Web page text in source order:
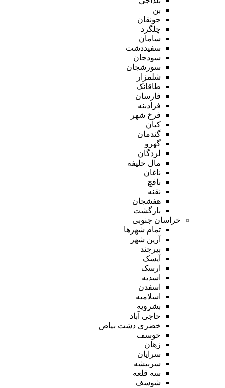
بن
جونقان
چلگرد
سامان
سفیددشت
سودجان
سورشجان
شلمزار
طاقانک
فارسان
فرادبنه
فرخ شهر
کیان
گندمان
گهرو
لردگان
مال خلیفه
ناغان
نافچ
نقنه
هفشجان
بازگشت
خراسان جنوبی
تمام شهر‌ها
آرین شهر
بیرجند
آیسک
ارسک
اسدیه
اسفدن
اسلامیه
بشرویه
حاجی آباد
خضری دشت بیاض
خوسف
زهان
سرایان
سربیشه
سه قلعه
شوسف